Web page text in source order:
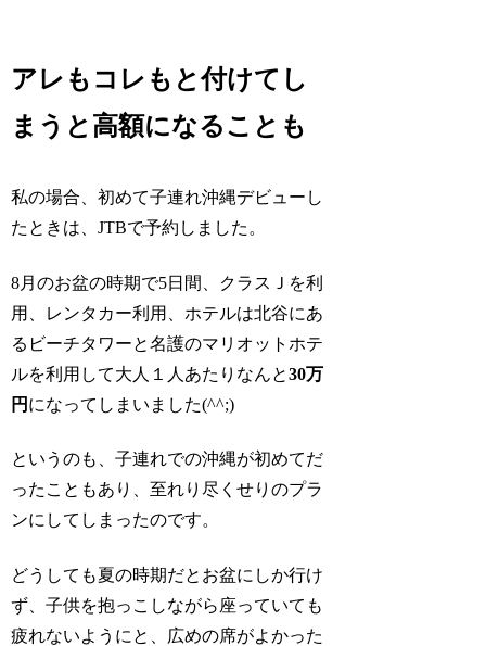
アレもコレもと付けてし
まうと高額になることも
私の場合、初めて子連れ沖縄デビューし
たときは、JTBで予約しました。
8月のお盆の時期で5日間、クラスＪを利
用、レンタカー利用、ホテルは北谷にあ
るビーチタワーと名護のマリオットホテ
ルを利用して大人１人あたりなんと30万
円 になってしまいました(^^;)
というのも、子連れでの沖縄が初めてだ
ったこともあり、至れり尽くせりのプラ
ンにしてしまったのです。
どうしても夏の時期だとお盆にしか行け
ず、子供を抱っこしながら座っていても
疲れないようにと、広めの席がよかった